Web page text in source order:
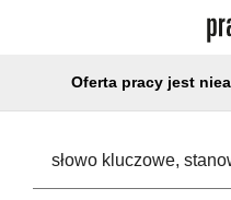
Oferta pracy jest